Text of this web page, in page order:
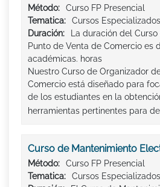
Método:
Curso FP Presencial
Tematica:
Cursos Especializados
Duración:
La duración del
Punto de Venta de Comercio es
académicas. horas
Nuestro Curso de Organizador
Comercio está diseñado para
de los estudiantes en la
herramientas pertinentes para
Curso de Mantenimiento
Método:
Curso FP Presencial
Tematica:
Cursos Especializados